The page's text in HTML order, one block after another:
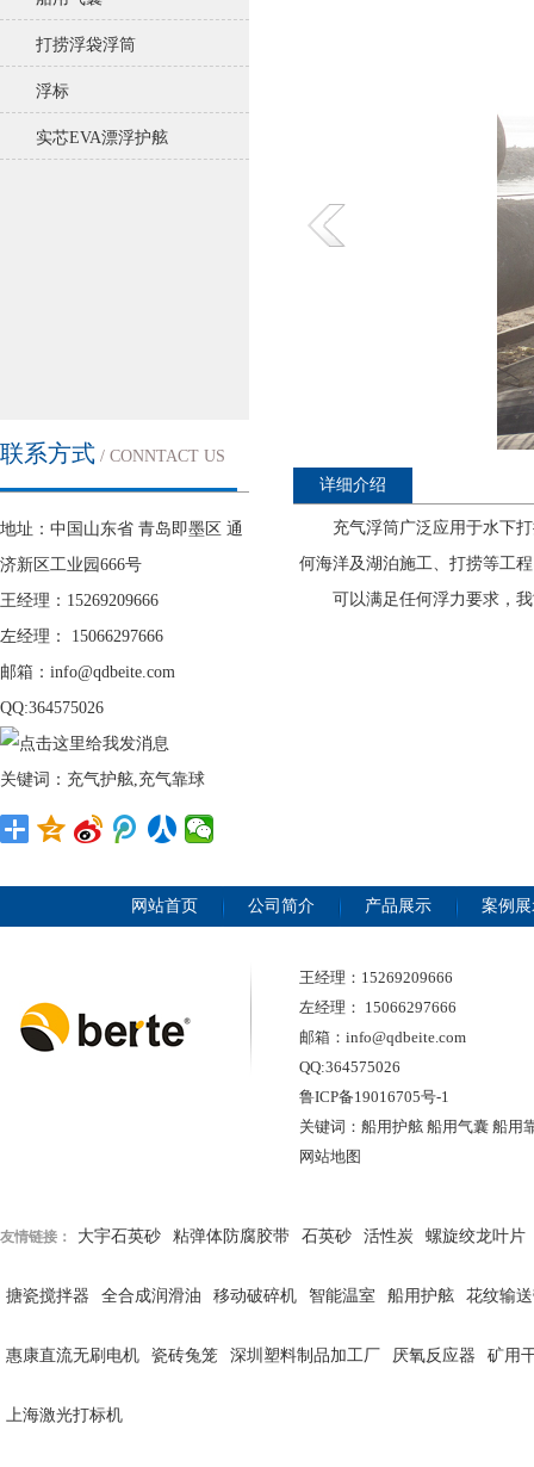
打捞浮袋浮筒
浮标
实芯EVA漂浮护舷
联系方式 / CONNTACT US
| 更多
地址：中国山东省 青岛即墨区 通
济新区工业园666号
王经理：15269209666
左经理： 15066297666
邮箱：info@qdbeite.com
QQ:364575026
关键词：充气护舷,充气靠球
详细介绍
充气浮筒广泛应用于水下
何海洋及湖泊施工、打捞等工
可以满足任何浮力要求，
网站首页 公司简介 产品展示 案例
王经理：15269209666
左经理： 15066297666
邮箱：info@qdbeite.com
QQ:364575026
鲁ICP备19016705号-1
关键词：船用护舷 船用气囊 船用
网站地图
友情链接： 大宇石英砂 粘弹体防腐胶带 石英砂 活性炭 螺旋绞龙叶片
搪瓷搅拌器 全合成润滑油 移动破碎机 智能温室 船用护舷 花纹输
惠康直流无刷电机 瓷砖兔笼 深圳塑料制品加工厂 厌氧反应器 矿用
上海激光打标机